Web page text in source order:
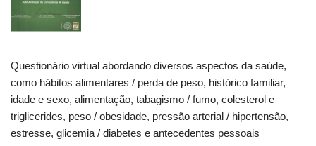
Questionário virtual abordando diversos aspectos da saúde,
como hábitos alimentares / perda de peso, histórico familiar,
idade e sexo, alimentação, tabagismo / fumo, colesterol e
triglicerides, peso / obesidade, pressão arterial / hipertensão,
estresse, glicemia / diabetes e antecedentes pessoais